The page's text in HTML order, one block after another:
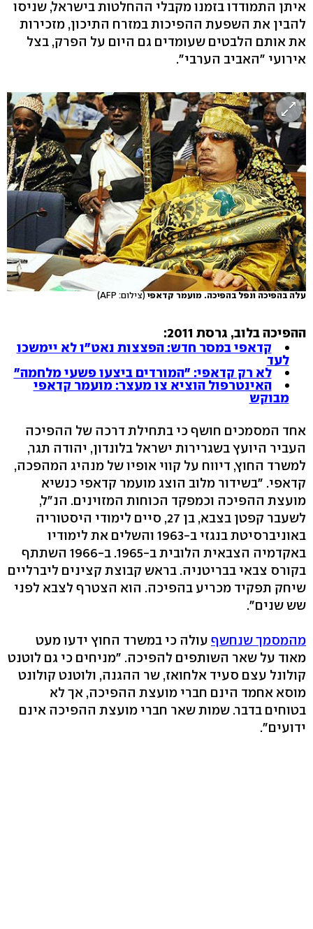
איתן התמודדו בזמנו מקבלי ההחלטות בישראל, שניסו
להבין את השפעת ההפיכות במזרח התיכון, מזכירות
את אותם הלבטים שעומדים גם היום על הפרק, בצל
אירועי "האביב הערבי".
עלה בהפיכה ונפל בהפיכה. מועמר קדאפי (צילום: AFP)
ההפיכה בלוב, גרסת 2011:
קדאפי במסר חדש: הפצצות נאט"ו לא יימשכו
לעד
לא רק קדאפי: "המורדים ביצעו פשעי מלחמה"
האינטרפול הוציא צו מעצר: מועמר קדאפי
מבוקש
אחד המסמכים חושף כי בתחילת דרכה של ההפיכה
העביר היועץ בשגרירות ישראל בלונדון, יהודה תגר,
למשרד החוץ, דיווח על קווי אופיו של מנהיג המהפכה,
קדאפי. "בשידור מלוב הוצג מועמר קדאפי כנשיא
מועצת ההפיכה וכמפקד הכוחות המזוינים. הנ"ל,
לשעבר קפטן בצבא, בן 27, סיים לימודי היסטוריה
באוניברסיטת בנגזי ב-1963 והשלים את לימודיו
באקדמיה הצבאית הלובית ב-1965. ב-1966 השתתף
בקורס צבאי בבריטניה. בראש קבוצת קצינים ליברליים
שיחק תפקיד מכריע בהפיכה. הוא הצטרף לצבא לפני
שש שנים".
מהמסמך שנחשף עולה כי במשרד החוץ ידעו מעט
מאוד על שאר השותפים להפיכה. "מניחים כי גם לוטנט
קולונל עצם סעיד אלחואז, שר ההגנה, ולוטנט קולונט
מוסא אחמד הינם חברי מועצת ההפיכה, אך לא
בטוחים בדבר. שמות שאר חברי מועצת ההפיכה אינם
ידועים".